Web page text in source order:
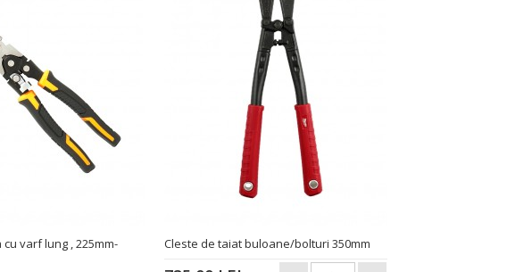
varf lung , 225mm-
Cleste de taiat buloane/bolturi 350mm